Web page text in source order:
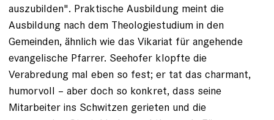
auszubilden". Praktische Ausbildung meint die
Ausbildung nach dem Theologiestudium in den
Gemeinden, ähnlich wie das Vikariat für angehende
evangelische Pfarrer. Seehofer klopfte die
Verabredung mal eben so fest; er tat das charmant,
humorvoll – aber doch so konkret, dass seine
Mitarbeiter ins Schwitzen gerieten und die